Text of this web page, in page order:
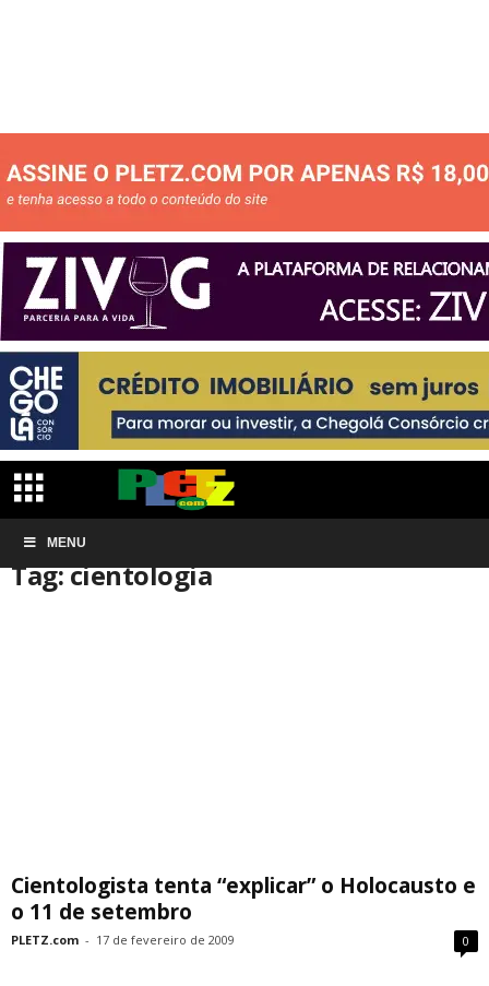
MENU
Início Tags
Tag: cientologia
Cientologista tenta “explicar” o Holocausto e
o 11 de setembro
PLETZ.com - 17 de fevereiro de 2009 0